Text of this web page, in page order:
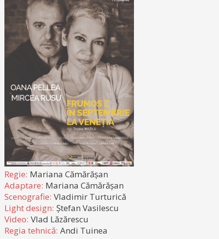
Regie: Mariana Cămărășan
Adaptare: Mariana Cămărășan
Scenografie: Vladimir Turturică
Light design: Ștefan Vasilescu
Video: Vlad Lăzărescu
Regia tehnică: Andi Tuinea